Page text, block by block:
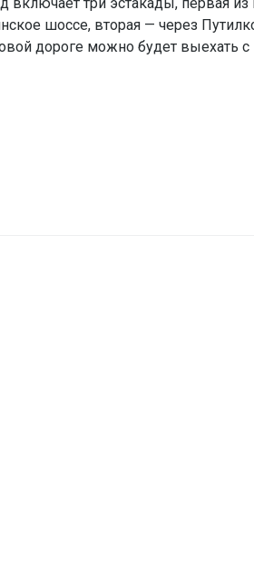
шоссе, вторая — через
дороге можно будет выехать с